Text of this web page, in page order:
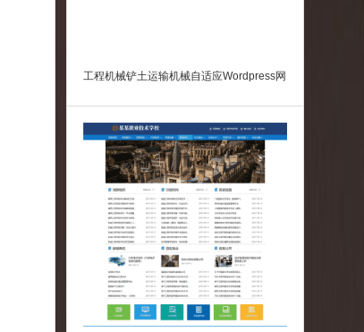
工程机械铲土运输机械自适应Wordpress网